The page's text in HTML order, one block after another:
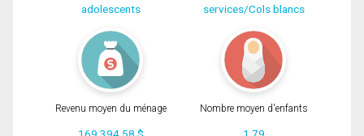
adolescents
services/Cols blancs
Revenu moyen du ménage Nombre moyen d'enfants